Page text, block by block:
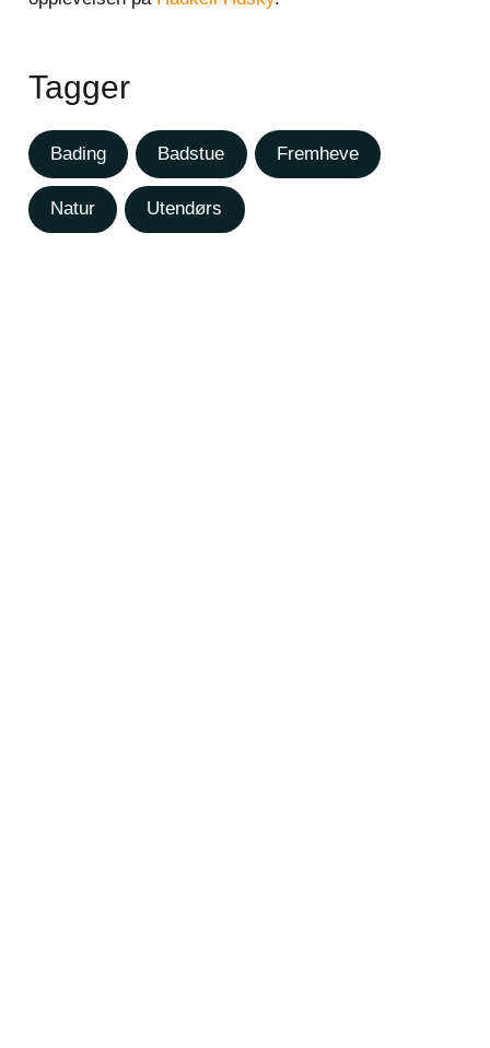
Tagger
Bading Badstue Fremheve
Natur Utendørs